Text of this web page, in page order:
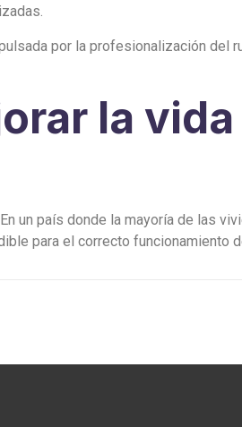
por la profesionalización del
la vida
un país donde la mayoría de las
para el correcto funcionamiento